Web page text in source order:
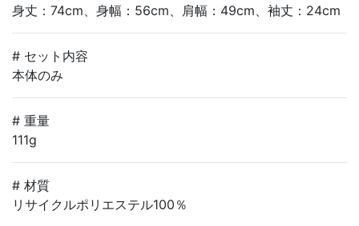
身丈：74cm、身幅：56cm、肩幅：49cm、袖丈：24cm
# セット内容
本体のみ
# 重量
111g
# 材質
リサイクルポリエステル100％